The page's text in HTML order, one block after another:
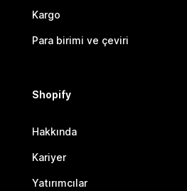
Kargo
Para birimi ve çeviri
Shopify
Hakkında
Kariyer
Yatırımcılar